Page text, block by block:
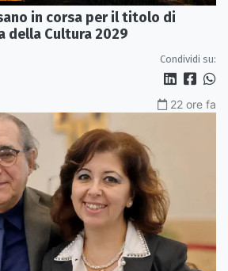
in corsa per il titolo di
della Cultura 2029
Condividi su:
22 ore fa